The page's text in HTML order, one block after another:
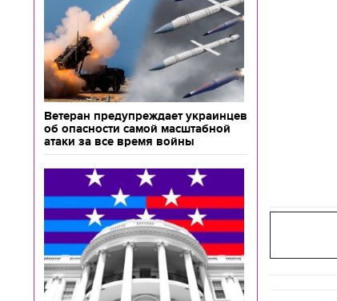
Ветеран предупреждает украинцев
об опасности самой масштабной
атаки за все время войны